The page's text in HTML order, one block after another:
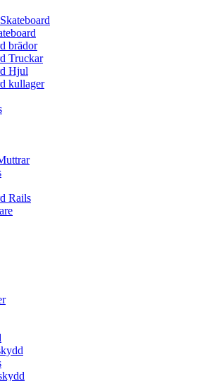
brädor
Truckar
Hjul
kullager
Rails